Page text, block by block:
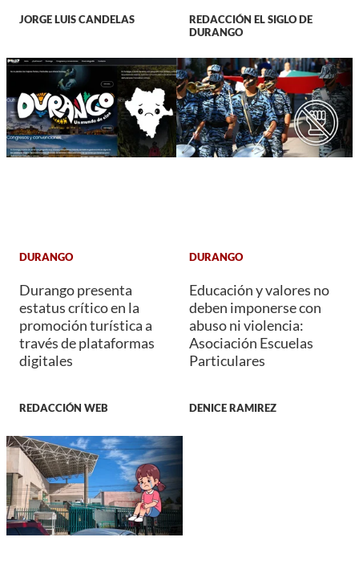
JORGE LUIS CANDELAS
REDACCIÓN EL SIGLO DE
DURANGO
DURANGO
Durango presenta
estatus crítico en la
promoción turística a
través de plataformas
digitales
REDACCIÓN WEB
DURANGO
Educación y valores no
deben imponerse con
abuso ni violencia:
Asociación Escuelas
Particulares
DENICE RAMIREZ